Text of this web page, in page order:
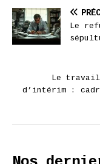
Le
Le travail
d’intérim :